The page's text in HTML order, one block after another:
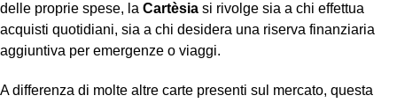
delle proprie spese, la Cartèsia si rivolge sia a chi effettua
acquisti quotidiani, sia a chi desidera una riserva finanziaria
aggiuntiva per emergenze o viaggi.
A differenza di molte altre carte presenti sul mercato, questa